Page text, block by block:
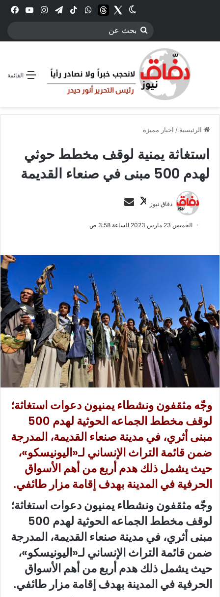
انستقرامتيلقرام‫TikTokواتسابthreadsTwitter
الوضع المظلم
بحث
القائمة
الرئيسية / اخبار مميزة
استغاثة يمنية لوقف مخطط حوثي
لهدم 500 مبنى في صنعاء القديمة
دفاق نيوز
ت
ب
ل
س
ر
إ
ل
ك
ت
ر
و
ن
ي
ا
الخميس 23 مارس 2023 الساعة 3:58 ص
وجّه مثقفون ونشطاء يمنيون دعوات استغاثة؛
لوقف مخطط الجماعه الحوثية لهدم 500
مبنى أثري، في مدينة صنعاء القديمة، المدرجة
ضمن قائمة التراث الإنساني لـ«اليونيسكو»،
حيث يشمل ذلك هدم أربع من أهم الأسواق
الحرفية في المدينة بهدف إقامة مزار طائفي.
وجّه مثقفون ونشطاء يمنيون دعوات استغاثة؛
لوقف مخطط الجماعه الحوثية لهدم 500
مبنى أثري، في مدينة صنعاء القديمة، المدرجة
ضمن قائمة التراث الإنساني لـ«اليونيسكو»،
حيث يشمل ذلك هدم أربع من أهم الأسواق
الحرفية في المدينة بهدف إقامة مزار طائفي.